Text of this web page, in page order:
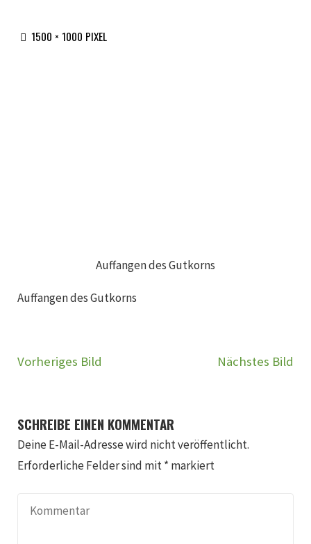
ORIGINALGRÖSSE
1500 × 1000 PIXEL
Auffangen des Gutkorns
Auffangen des Gutkorns
Vorheriges Bild Nächstes Bild
SCHREIBE EINEN KOMMENTAR
Deine E-Mail-Adresse wird nicht veröffentlicht.
Erforderliche Felder sind mit* markiert